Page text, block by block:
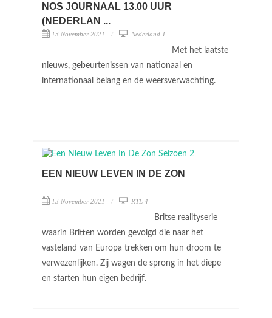
NOS JOURNAAL 13.00 UUR
(NEDERLAN ...
13 November 2021 Nederland 1
Met het laatste
nieuws, gebeurtenissen van nationaal en
internationaal belang en de weersverwachting.
EEN NIEUW LEVEN IN DE ZON
13 November 2021 RTL 4
Britse realityserie
waarin Britten worden gevolgd die naar het
vasteland van Europa trekken om hun droom te
verwezenlijken. Zij wagen de sprong in het diepe
en starten hun eigen bedrijf.